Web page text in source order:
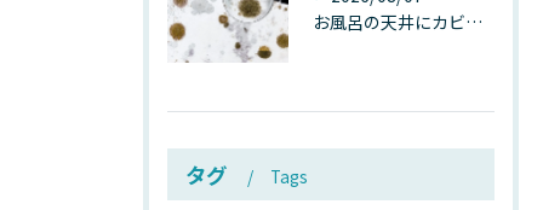
お風呂の天井にカビが生えたら要注意！2026年8月の猛暑・高湿度で急増する浴室カビの原因と正しい対策
タグ Tags